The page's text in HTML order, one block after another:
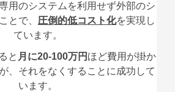
用のシステムを利用せず外部のシ
とで、 圧倒的低コスト化を実現し
ています。
と 月に20-100万円 ほど費用が掛か
、それをなくすることに成功して
います。